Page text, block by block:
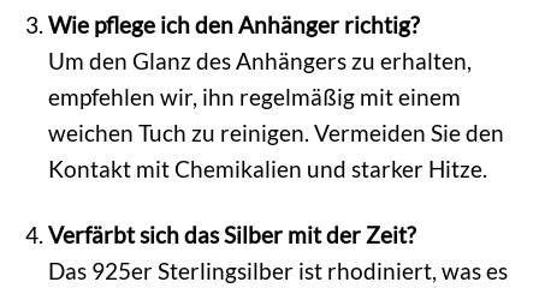
Wie pflege ich den Anhänger richtig?
Um den Glanz des Anhängers zu erhalten,
empfehlen wir, ihn regelmäßig mit einem
weichen Tuch zu reinigen. Vermeiden Sie den
Kontakt mit Chemikalien und starker Hitze.
Verfärbt sich das Silber mit der Zeit?
Das 925er Sterlingsilber ist rhodiniert, was es